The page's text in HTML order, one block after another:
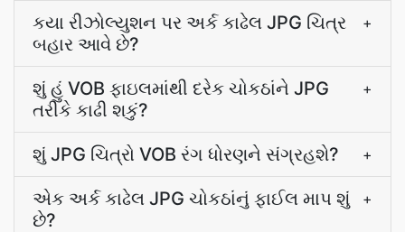
કયા રીઝોલ્યુશન પર અર્ક કાઢેલ JPG ચિત્ર
બહાર આવે છે?
+
શું હું VOB ફાઇલમાંથી દરેક ચોકઠાંને JPG
તરીકે કાઢી શકું?
+
શું JPG ચિત્રો VOB રંગ ધોરણને સંગ્રહશે? +
એક અર્ક કાઢેલ JPG ચોકઠાંનું ફાઈલ માપ શું
છે?
+